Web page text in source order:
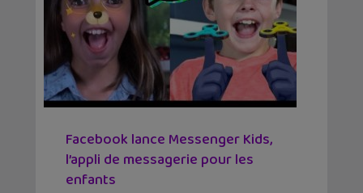
Facebook lance Messenger Kids,
l’appli de messagerie pour les
enfants